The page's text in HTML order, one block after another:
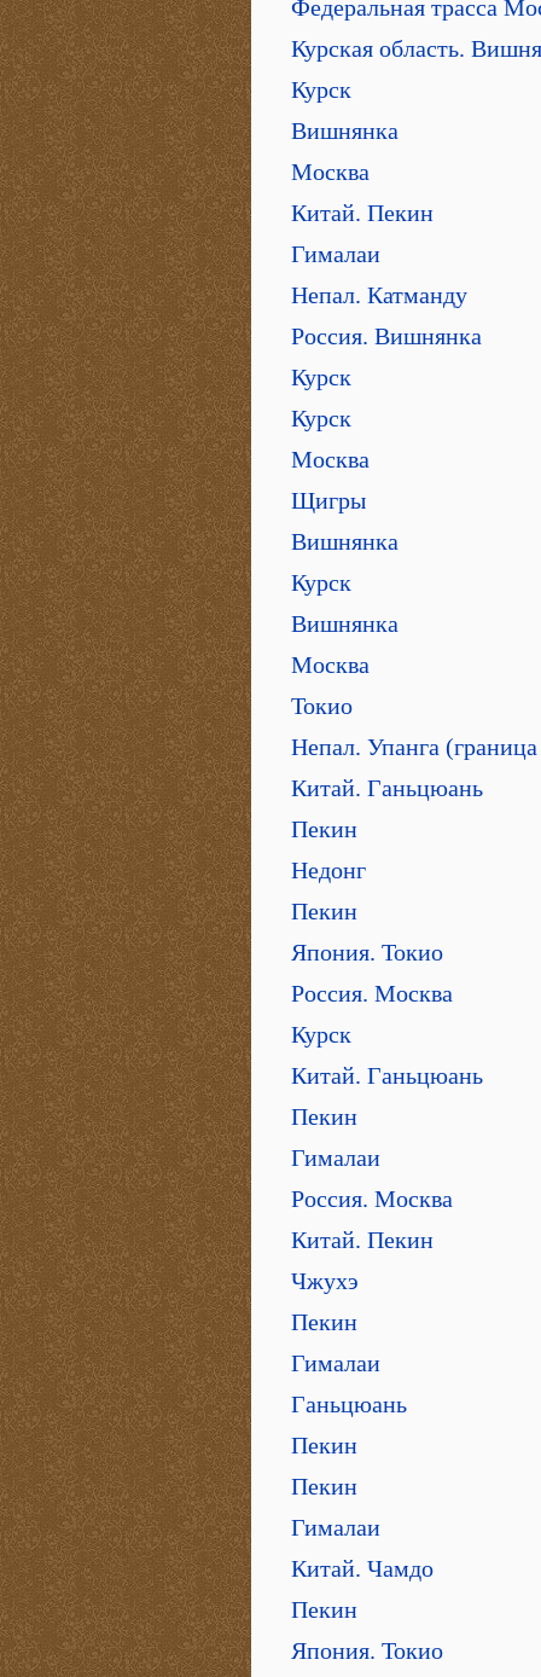
Федеральная трасса
Курская область.
Курск
Вишнянка
Москва
Китай. Пекин
Гималаи
Непал. Катманду
Россия. Вишнянка
Курск
Курск
Москва
Щигры
Вишнянка
Курск
Вишнянка
Москва
Токио
Непал. Упанга
Китай. Ганьцюань
Пекин
Недонг
Пекин
Япония. Токио
Россия. Москва
Курск
Китай. Ганьцюань
Пекин
Гималаи
Россия. Москва
Китай. Пекин
Чжухэ
Пекин
Гималаи
Ганьцюань
Пекин
Пекин
Гималаи
Китай. Чамдо
Пекин
Япония. Токио